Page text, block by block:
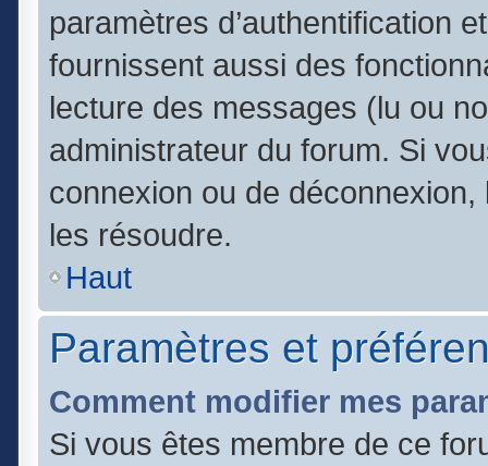
paramètres d’authentification
fournissent aussi des
lecture des messages (lu ou
administrateur du forum. Si
connexion ou de
les résoudre.
Haut
Paramètres et
Comment modifier mes
Si vous êtes membre de ce